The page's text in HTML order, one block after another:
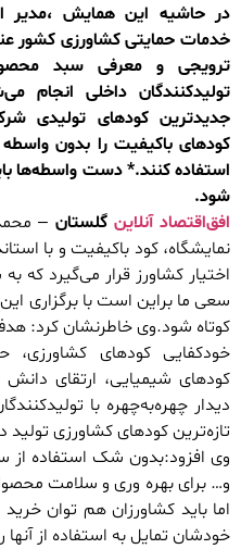
در حاشیه این همایش ،مدیر
خدمات حمایتی کشاورزی کشور
ترویجی و معرفی سبد
تولیدکنندگان داخلی انجام
جدیدترین کودهای تولیدی
کودهای باکیفیت را بدون
استفاده کنند.* دست واسطه‌ها
شود.
افق‌اقتصاد آنلاین گلستان –
نمایشگاه، کود باکیفیت و با
اختیار کشاورز قرار می‌گیرد که
سعی ما براین است با برگزاری
کوتاه شود.وی خاطرنشان کرد:
خودکفایی کودهای کشاورزی،
کودهای شیمیایی، ارتقای دانش
دیدار چهره‌به‌چهره با
تازه‌ترین کودهای کشاورزی
وی افزود:بدون شک استفاده از
و… برای بهره وری و سلامت
اما باید کشاورزان هم توان
خودشان تمایل به استفاده از آنها